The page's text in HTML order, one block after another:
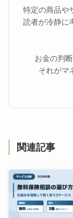
特定の商品や
読者が冷静に
お金の判
それがマ
関連記事